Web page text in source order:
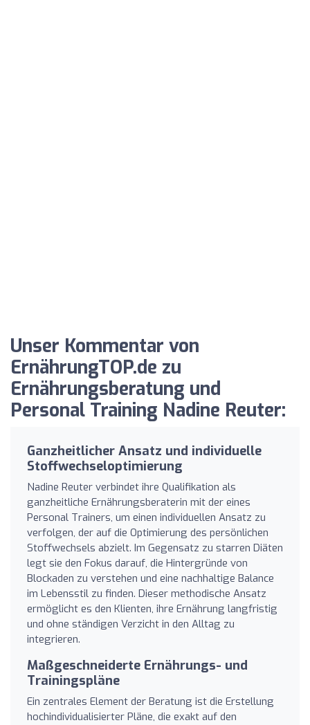
Unser Kommentar von
ErnährungTOP.de zu
Ernährungsberatung und
Personal Training Nadine Reuter:
Ganzheitlicher Ansatz und individuelle
Stoffwechseloptimierung
Nadine Reuter verbindet ihre Qualifikation als
ganzheitliche Ernährungsberaterin mit der eines
Personal Trainers, um einen individuellen Ansatz zu
verfolgen, der auf die Optimierung des persönlichen
Stoffwechsels abzielt. Im Gegensatz zu starren Diäten
legt sie den Fokus darauf, die Hintergründe von
Blockaden zu verstehen und eine nachhaltige Balance
im Lebensstil zu finden. Dieser methodische Ansatz
ermöglicht es den Klienten, ihre Ernährung langfristig
und ohne ständigen Verzicht in den Alltag zu
integrieren.
Maßgeschneiderte Ernährungs- und
Trainingspläne
Ein zentrales Element der Beratung ist die Erstellung
hochindividualisierter Pläne, die exakt auf den